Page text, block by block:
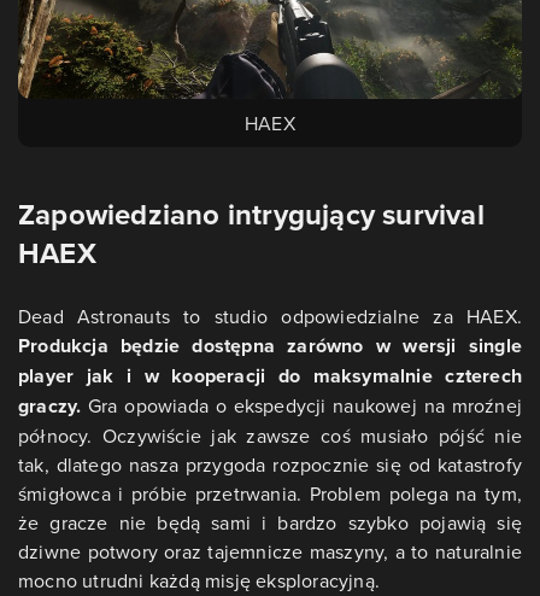
HAEX
Zapowiedziano intrygujący survival
HAEX
Dead Astronauts to studio odpowiedzialne za HAEX.
Produkcja będzie dostępna zarówno w wersji single
player jak i w kooperacji do maksymalnie czterech
graczy. Gra opowiada o ekspedycji naukowej na mroźnej
północy. Oczywiście jak zawsze coś musiało pójść nie
tak, dlatego nasza przygoda rozpocznie się od katastrofy
śmigłowca i próbie przetrwania. Problem polega na tym,
że gracze nie będą sami i bardzo szybko pojawią się
dziwne potwory oraz tajemnicze maszyny, a to naturalnie
mocno utrudni każdą misję eksploracyjną.